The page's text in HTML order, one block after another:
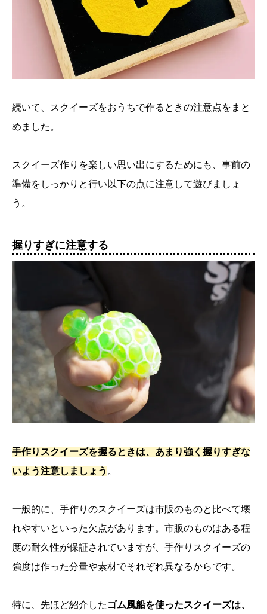
続いて、スクイーズをおうちで作るときの注意点をまと
めました。
スクイーズ作りを楽しい思い出にするためにも、事前の
準備をしっかりと行い以下の点に注意して遊びましょ
う。
握りすぎに注意する
手作りスクイーズを握るときは、あまり強く握りすぎな
いよう注意しましょう 。
一般的に、手作りのスクイーズは市販のものと比べて壊
れやすいといった欠点があります。市販のものはある程
度の耐久性が保証されていますが、手作りスクイーズの
強度は作った分量や素材でそれぞれ異なるからです。
特に、先ほど紹介した ゴム風船を使ったスクイーズは、